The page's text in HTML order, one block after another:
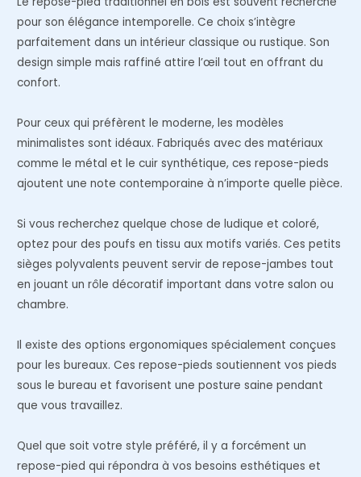
pour son élégance intemporelle. Ce choix s’intègre
parfaitement dans un intérieur classique ou rustique. Son
design simple mais raffiné attire l’œil tout en offrant du
confort.
Pour ceux qui préfèrent le moderne, les modèles
minimalistes sont idéaux. Fabriqués avec des matériaux
comme le métal et le cuir synthétique, ces repose-pieds
ajoutent une note contemporaine à n’importe quelle pièce.
Si vous recherchez quelque chose de ludique et coloré,
optez pour des poufs en tissu aux motifs variés. Ces petits
sièges polyvalents peuvent servir de repose-jambes tout
en jouant un rôle décoratif important dans votre salon ou
chambre.
Il existe des options ergonomiques spécialement conçues
pour les bureaux. Ces repose-pieds soutiennent vos pieds
sous le bureau et favorisent une posture saine pendant
que vous travaillez.
Quel que soit votre style préféré, il y a forcément un
repose-pied qui répondra à vos besoins esthétiques et